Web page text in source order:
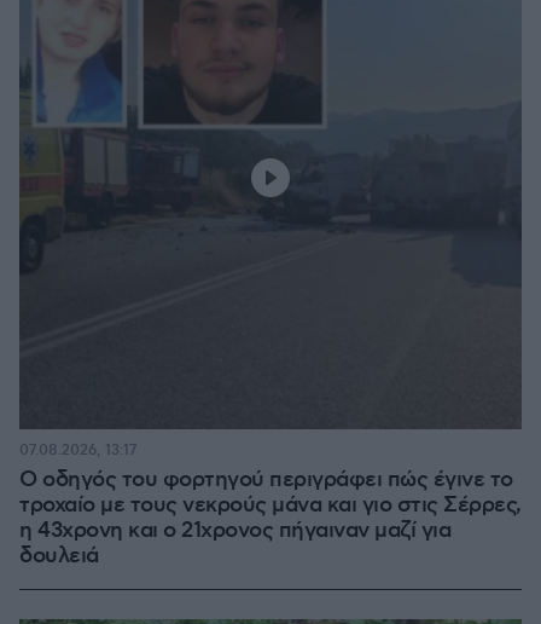
Ο οδηγός του φορτηγού περιγράφει πώς έγινε το
τροχαίο με τους νεκρούς μάνα και γιο στις Σέρρες,
η 43χρονη και ο 21χρονος πήγαιναν μαζί για
δουλειά
07.08.2026, 13:17